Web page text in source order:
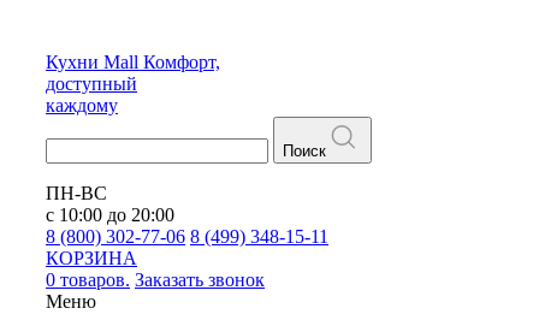
Кухни Mall Комфорт,
доступный
каждому
Поиск
ПН-ВС
с 10:00 до 20:00
8 (800) 302-77-06 8 (499) 348-15-11
КОРЗИНА
0 товаров. Заказать звонок
Меню